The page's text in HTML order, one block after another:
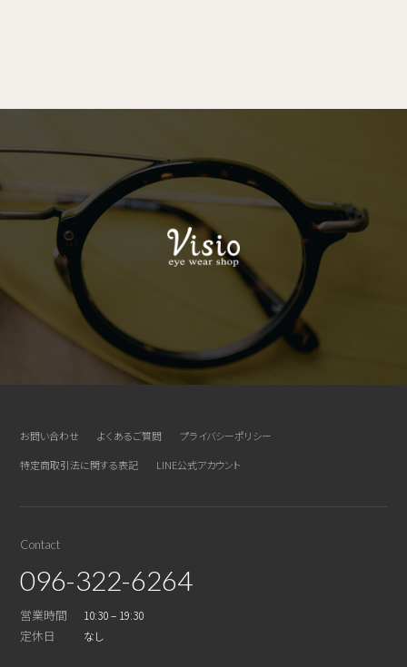
お問い合わせ よくあるご質問
プライバシーポリシー
特定商取引法に関する表記
LINE公式アカウント
Contact
096-322-6264
営業時間 10:30 – 19:30
定休日 なし